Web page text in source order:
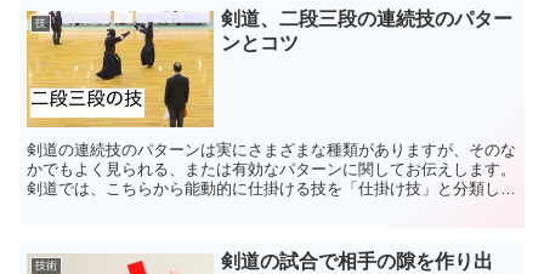
技
剣道、二段三段の連続技のパター
ンとコツ
剣道の連続技のパターンは実にさまざまな種類がありますが、そのな
かでもよく見られる、または有効なパターンに関してお伝えします。
剣道では、こちらから能動的に仕掛ける技を「仕掛け技」と分類して
技術
剣道の試合で相手の隙を作り出